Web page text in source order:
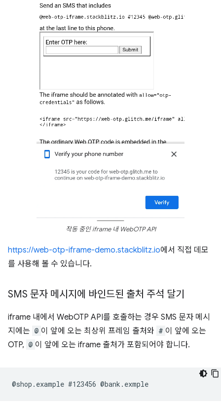
작동 중인 iframe 내 WebOTP API
https://web-otp-iframe-demo.stackblitz.io에서 직접 데모
를 사용해 볼 수 있습니다.
SMS 문자 메시지에 바인드된 출처 주석 달기
iframe 내에서 WebOTP API를 호출하는 경우 SMS 문자 메시
지에는 @ 이 앞에 오는 최상위 프레임 출처와 # 이 앞에 오는
OTP, @ 이 앞에 오는 iframe 출처가 포함되어야 합니다.